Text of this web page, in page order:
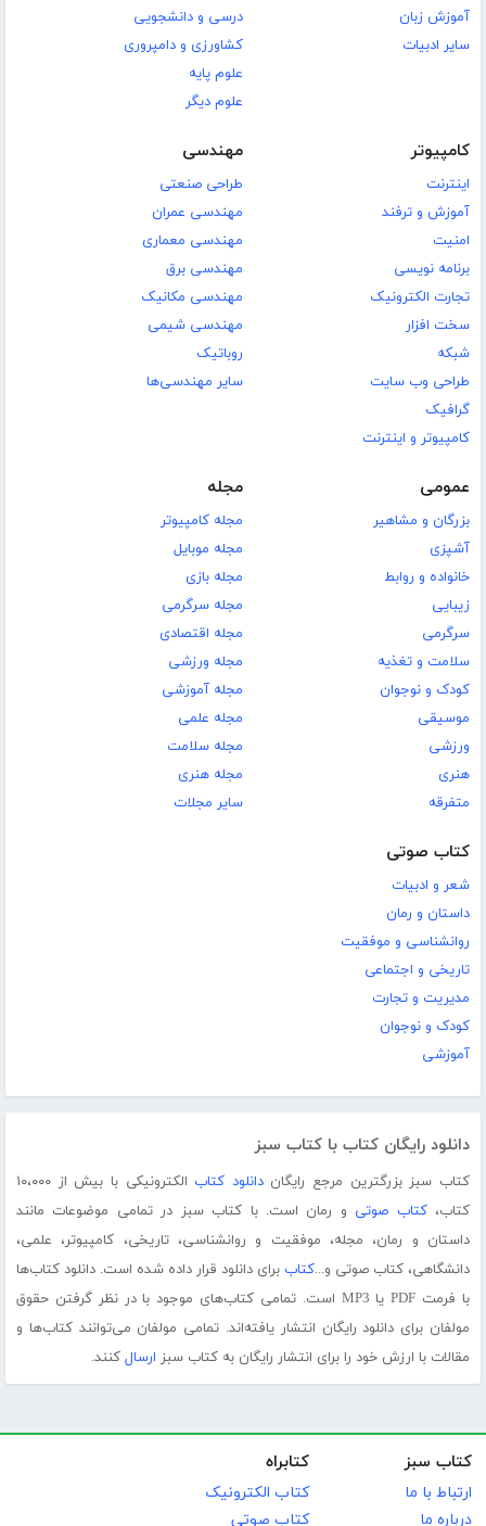
آموزش زبان
سایر ادبیات
درسی و دانشجویی
کشاورزی و دامپروری
علوم پایه
علوم دیگر
کامپیوتر
اینترنت
آموزش و ترفند
امنیت
برنامه نویسی
تجارت الکترونیک
سخت افزار
شبکه
طراحی وب سایت
گرافیک
کامپیوتر و اینترنت
مهندسی
طراحی صنعتی
مهندسی عمران
مهندسی معماری
مهندسی برق
مهندسی مکانیک
مهندسی شیمی
روباتیک
سایر مهندسی‌ها
عمومی
بزرگان و مشاهیر
آشپزی
خانواده و روابط
زیبایی
سرگرمی
سلامت و تغذیه
کودک و نوجوان
موسیقی
ورزشی
هنری
متفرقه
مجله
مجله کامپیوتر
مجله موبایل
مجله بازی
مجله سرگرمی
مجله اقتصادی
مجله ورزشی
مجله آموزشی
مجله علمی
مجله سلامت
مجله هنری
سایر مجلات
کتاب صوتی
شعر و ادبیات
داستان و رمان
روانشناسی و موفقیت
تاریخی و اجتماعی
مدیریت و تجارت
کودک و نوجوان
آموزشی
دانلود رایگان کتاب با کتاب سبز
کتاب سبز بزرگترین مرجع رایگاندانلود کتاب
الکترونیکی با بیش از ۱۰،۰۰۰
کتاب،کتاب صوتی و رمان است. با کتاب سبز در تمامی موضوعات مانند
داستان و رمان، مجله، موفقیت و روانشناسی، تاریخی، کامپیوتر، علمی،
دانشگاهی، کتاب صوتی و...کتاب برای دانلود قرار داده شده است. دانلود کتاب‌ها
با فرمت PDF یا MP3 است. تمامی کتاب‌های موجود با در نظر گرفتن حقوق
مولفان برای دانلود رایگان انتشار یافته‌اند. تمامی مولفان می‌توانند کتاب‌ها و
مقالات با ارزش خود را برای انتشار رایگان به کتاب سبز ارسال کنند.
کتاب سبز
ارتباط با ما
درباره ما
کتابراه
کتاب الکترونیک
کتاب صوتی